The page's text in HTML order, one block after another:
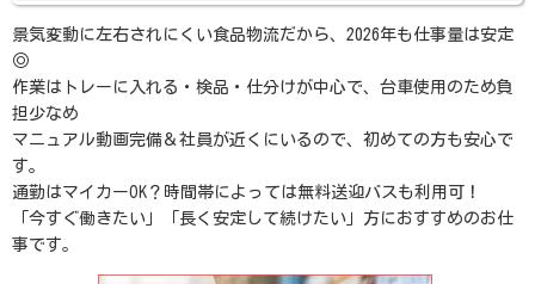
景気変動に左右されにくい食品物流だから、2026年も仕事量は安定
◎
作業はトレーに入れる・検品・仕分けが中心で、台車使用のため負
担少なめ
マニュアル動画完備＆社員が近くにいるので、初めての方も安心で
す。
通勤はマイカーOK？時間帯によっては無料送迎バスも利用可！
「今すぐ働きたい」「長く安定して続けたい」方におすすめのお仕
事です。